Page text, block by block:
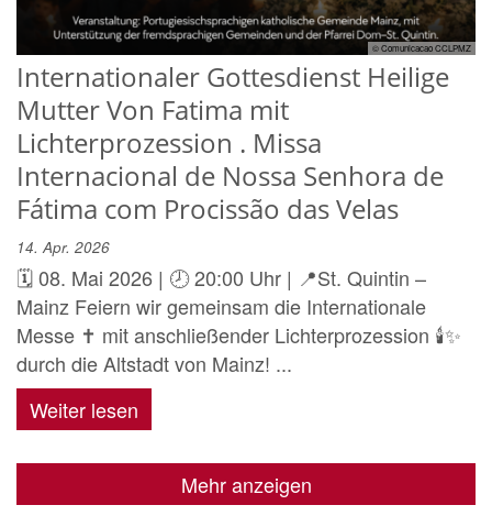
© Comunicacao CCLPMZ
Internationaler Gottesdienst Heilige
Mutter Von Fatima mit
Lichterprozession . Missa
Internacional de Nossa Senhora de
Fátima com Procissão das Velas
14. Apr. 2026
🗓️ 08. Mai 2026 | 🕗 20:00 Uhr | 📍St. Quintin –
Mainz Feiern wir gemeinsam die Internationale
Messe ✝️ mit anschließender Lichterprozession 🕯️✨
durch die Altstadt von Mainz! ...
Weiter lesen
Mehr anzeigen